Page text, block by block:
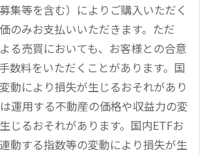
集等を含む）によりご購入いただく
のみお支払いいただきます。ただ
る売買においても、お客様との合意
数料をいただくことがあります。国
動により損失が生じるおそれがあり
運用する不動産の価格や収益力の変
じるおそれがあります。国内ETFお
動する指数等の変動により損失が生